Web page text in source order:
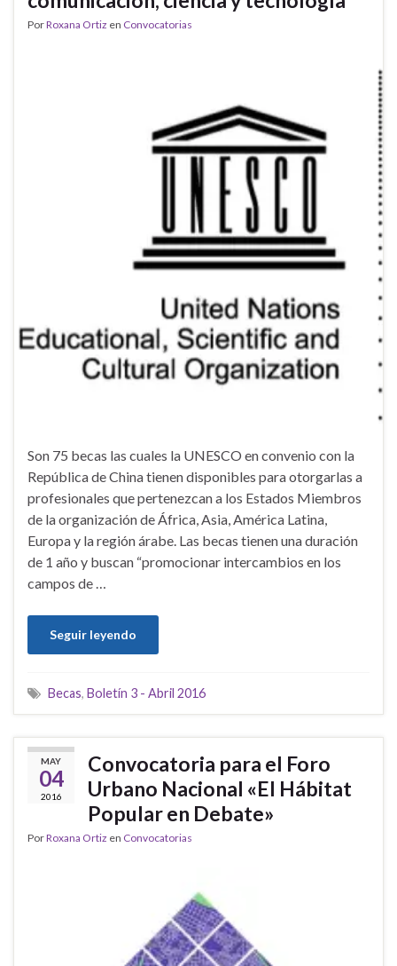
PorRoxana Ortiz en Convocatorias
Son 75 becas las cuales la UNESCO en convenio con la
República de China tienen disponibles para otorgarlas a
profesionales que pertenezcan a los Estados Miembros
de la organización de África, Asia, América Latina,
Europa y la región árabe. Las becas tienen una duración
de 1 año y buscan “promocionar intercambios en los
campos de …
Seguir leyendo
Becas, Boletín 3 - Abril 2016
MAY
04
2016
Convocatoria para el Foro
Urbano Nacional «El Hábitat
Popular en Debate»
PorRoxana Ortiz en Convocatorias